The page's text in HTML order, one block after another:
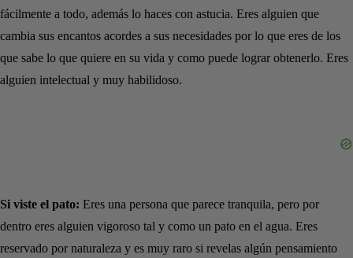
fácilmente a todo, además lo haces con astucia. Eres alguien que
cambia sus encantos acordes a sus necesidades por lo que eres de los
que sabe lo que quiere en su vida y como puede lograr obtenerlo. Eres
alguien intelectual y muy habilidoso.
Si viste el pato: Eres una persona que parece tranquila, pero por
dentro eres alguien vigoroso tal y como un pato en el agua. Eres
reservado por naturaleza y es muy raro si revelas algún pensamiento